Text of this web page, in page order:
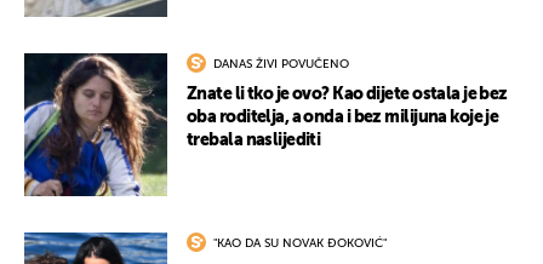
DANAS ŽIVI POVUČENO
Znate li tko je ovo? Kao dijete ostala je bez
oba roditelja, a onda i bez milijuna koje je
trebala naslijediti
"KAO DA SU NOVAK ĐOKOVIĆ"